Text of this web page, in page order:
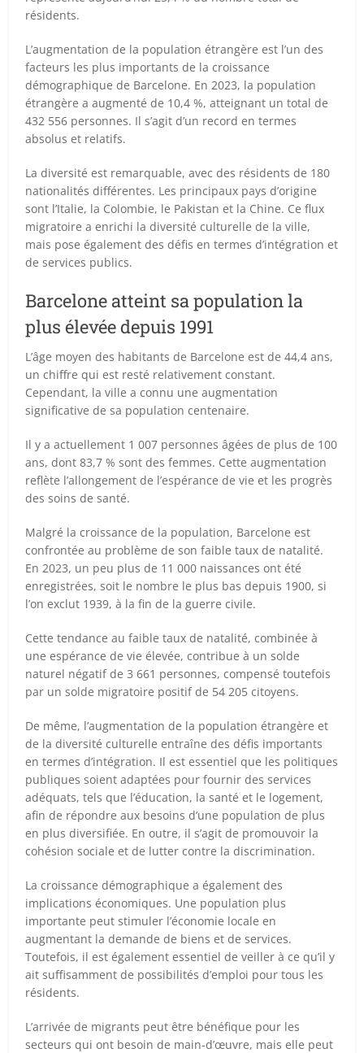
résidents.
L’augmentation de la population étrangère est l’un des
facteurs les plus importants de la croissance
démographique de Barcelone. En 2023, la population
étrangère a augmenté de 10,4 %, atteignant un total de
432 556 personnes. Il s’agit d’un record en termes
absolus et relatifs.
La diversité est remarquable, avec des résidents de 180
nationalités différentes. Les principaux pays d’origine
sont l’Italie, la Colombie, le Pakistan et la Chine. Ce flux
migratoire a enrichi la diversité culturelle de la ville,
mais pose également des défis en termes d’intégration et
de services publics.
Barcelone atteint sa population la
plus élevée depuis 1991
L’âge moyen des habitants de Barcelone est de 44,4 ans,
un chiffre qui est resté relativement constant.
Cependant, la ville a connu une augmentation
significative de sa population centenaire.
Il y a actuellement 1 007 personnes âgées de plus de 100
ans, dont 83,7 % sont des femmes. Cette augmentation
reflète l’allongement de l’espérance de vie et les progrès
des soins de santé.
Malgré la croissance de la population, Barcelone est
confrontée au problème de son faible taux de natalité.
En 2023, un peu plus de 11 000 naissances ont été
enregistrées, soit le nombre le plus bas depuis 1900, si
l’on exclut 1939, à la fin de la guerre civile.
Cette tendance au faible taux de natalité, combinée à
une espérance de vie élevée, contribue à un solde
naturel négatif de 3 661 personnes, compensé toutefois
par un solde migratoire positif de 54 205 citoyens.
De même, l’augmentation de la population étrangère et
de la diversité culturelle entraîne des défis importants
en termes d’intégration. Il est essentiel que les politiques
publiques soient adaptées pour fournir des services
adéquats, tels que l’éducation, la santé et le logement,
afin de répondre aux besoins d’une population de plus
en plus diversifiée. En outre, il s’agit de promouvoir la
cohésion sociale et de lutter contre la discrimination.
La croissance démographique a également des
implications économiques. Une population plus
importante peut stimuler l’économie locale en
augmentant la demande de biens et de services.
Toutefois, il est également essentiel de veiller à ce qu’il y
ait suffisamment de possibilités d’emploi pour tous les
résidents.
L’arrivée de migrants peut être bénéfique pour les
secteurs qui ont besoin de main-d’œuvre, mais elle peut